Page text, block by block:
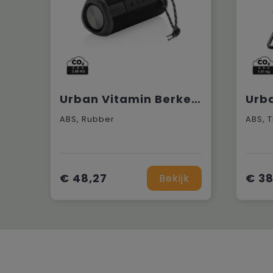
Urban Vitamin Berkeley IPX7 draadloze 10W luidspreker
ABS, Rubber
€ 48,27 Bekijk
ABS,
€